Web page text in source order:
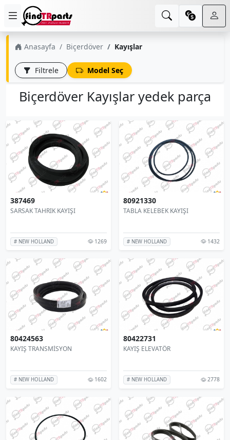
Anasayfa Biçerdöver Kayışlar
Filtrele Model Seç
Biçerdöver Kayışlar yedek parça
387469
SARSAK TAHRIK KAYIŞI
# NEW HOLLAND 1269
80921330
TABLA KELEBEK KAYIŞI
# NEW HOLLAND 1432
80424563
KAYIŞ TRANSMİSYON
# NEW HOLLAND 1602
80422731
KAYIŞ ELEVATÖR
# NEW HOLLAND 2778